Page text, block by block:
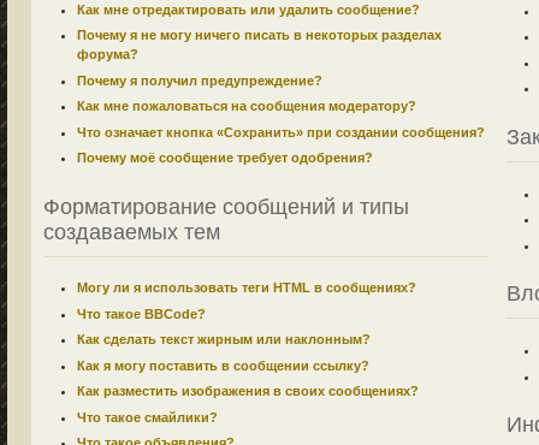
Как мне отредактировать или удалить сообщение?
Почему я не могу ничего писать в некоторых разделах
форума?
Почему я получил предупреждение?
Как мне пожаловаться на сообщения модератору?
Что означает кнопка «Сохранить» при создании сообщения?
Почему моё сообщение требует одобрения?
Форматирование сообщений и типы
создаваемых тем
Могу ли я использовать теги HTML в сообщениях?
Что такое BBCode?
Как сделать текст жирным или наклонным?
Как я могу поставить в сообщении ссылку?
Как разместить изображения в своих сообщениях?
Что такое смайлики?